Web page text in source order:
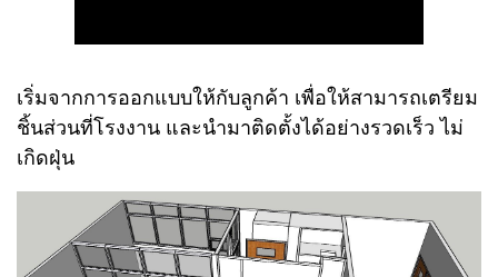
เริ่มจากการออกแบบให้กับลูกค้า เพื่อให้สามารถเตรียม
ชิ้นส่วนที่โรงงาน และนำมาติดตั้งได้อย่างรวดเร็ว ไม่
เกิดฝุ่น